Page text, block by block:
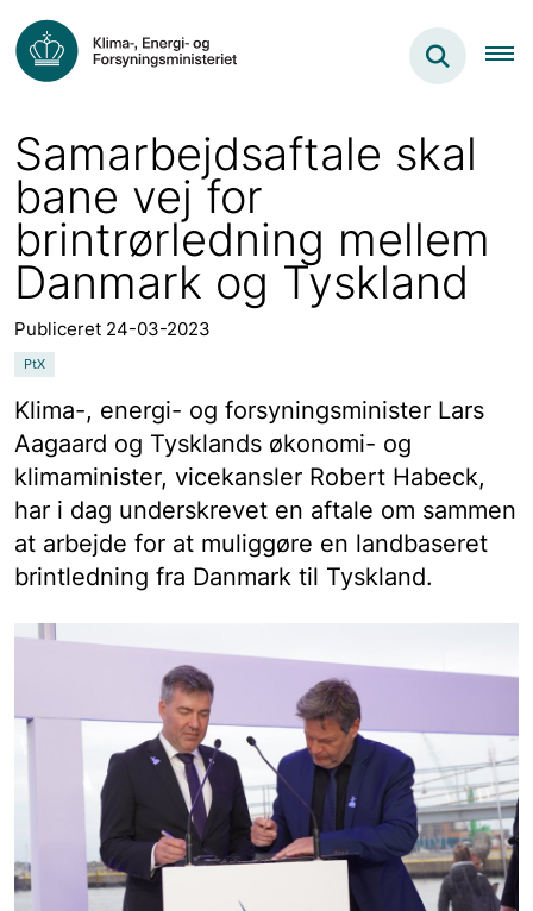
Samarbejdsaftale skal
bane vej for
brintrørledning mellem
Danmark og Tyskland
Publiceret 24-03-2023
PtX
Klima-, energi- og forsyningsminister Lars
Aagaard og Tysklands økonomi- og
klimaminister, vicekansler Robert Habeck,
har i dag underskrevet en aftale om sammen
at arbejde for at muliggøre en landbaseret
brintledning fra Danmark til Tyskland.